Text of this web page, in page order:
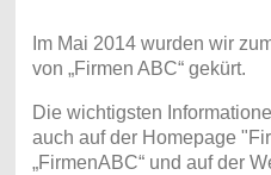
Im Mai 2014 wurden wir
von „Firmen ABC“ gekürt.
Die wichtigsten
auch auf der Homepage
„FirmenABC“ und auf der